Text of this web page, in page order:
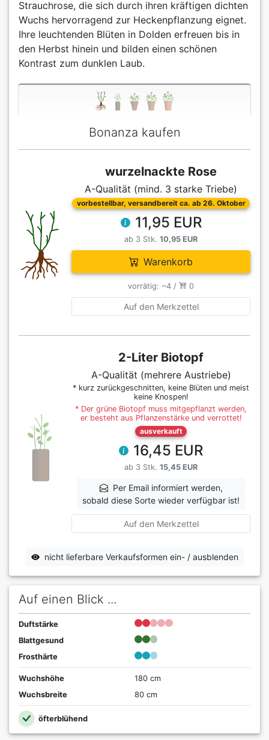
Strauchrose, die sich durch ihren kräftigen dichten
Wuchs hervorragend zur Heckenpflanzung eignet.
Ihre leuchtenden Blüten in Dolden erfreuen bis in
den Herbst hinein und bilden einen schönen
Kontrast zum dunklen Laub.
Bonanza kaufen
wurzelnackte Rose
A-Qualität (mind. 3 starke Triebe)
vorbestellbar, versandbereit ca. ab 26. Oktober
11,95 EUR
ab 3 Stk. 10,95 EUR
Warenkorb
vorrätig: ~4 / 0
Auf den Merkzettel
2-Liter Biotopf
A-Qualität (mehrere Austriebe)
* kurz zurückgeschnitten, keine Blüten und meist
keine Knospen!
* Der grüne Biotopf muss mitgepflanzt werden,
er besteht aus Pflanzenstärke und verrottet!
ausverkauft
16,45 EUR
ab 3 Stk. 15,45 EUR
Per Email informiert werden,
sobald diese Sorte wieder verfügbar ist!
Auf den Merkzettel
nicht lieferbare Verkaufsformen ein- / ausblenden
Auf einen Blick ...
Duftstärke
Blattgesund
Frosthärte
Wuchshöhe
180 cm
Wuchsbreite
80 cm
öfterblühend